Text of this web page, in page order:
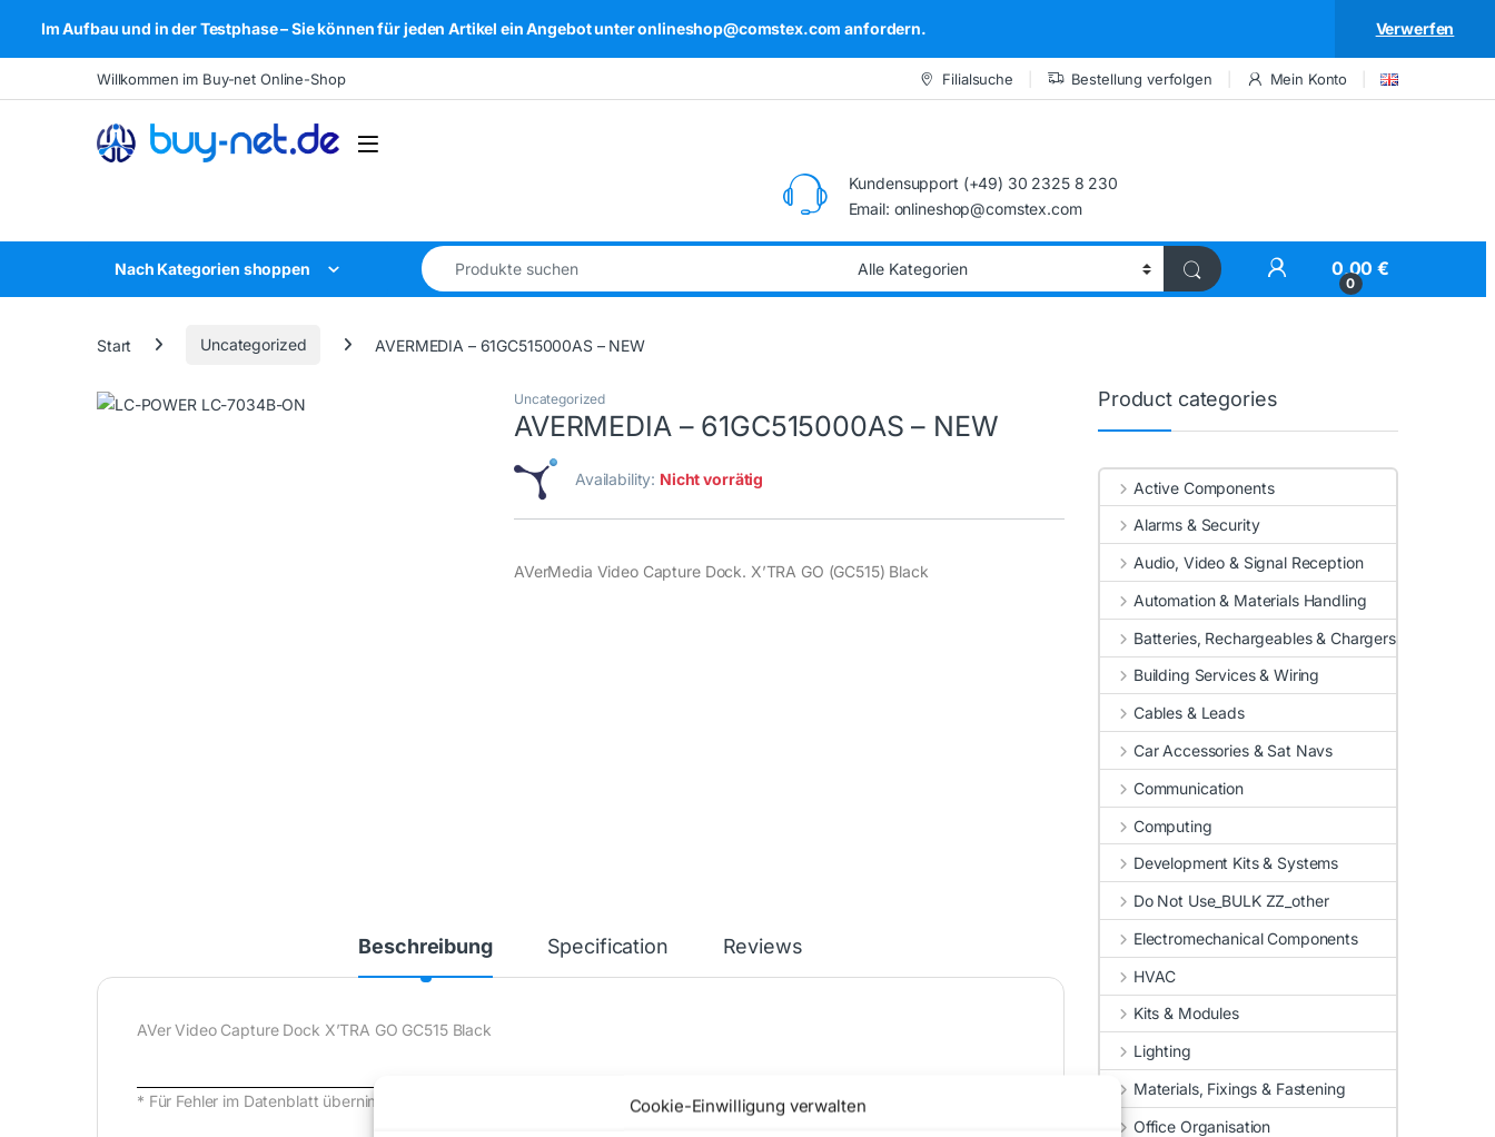
Cookie-Einwilligung verwalten
Im Aufbau und in der Testphase – Sie können für jeden Artikel ein Angebot unter onlineshop@comstex.com anfordern. Verwerfen
Skip to navigation
Skip to contentWillkommen im Buy-net Online-Shop Filialsuche Bestellung verfolgen Mein Konto
Open
Kundensupport (+49) 30 2325 8 230
Email: onlineshop@comstex.com
Nach Kategorien shoppen
Search for:
My Account
0
0,00€
Start Uncategorized AVERMEDIA – 61GC515000AS – NEW
Uncategorized
AVERMEDIA – 61GC515000AS – NEW
Availability: Nicht vorrätig
AVerMedia Video Capture Dock. X’TRA GO (GC515) Black
Beschreibung Specification Reviews
AVer Video Capture Dock X’TRA GO GC515 Black
* Für Fehler im Datenblatt übernimmt (buy-net.de) Comstex GmbH & Co. KG keine Haftung ( 202607301600 )
Product categories
Active Components
Alarms & Security
Audio, Video & Signal Reception
Automation & Materials Handling
Batteries, Rechargeables & Chargers
Building Services & Wiring
Cables & Leads
Car Accessories & Sat Navs
Communication
Computing
Development Kits & Systems
Do Not Use_BULK ZZ_other
Electromechanical Components
HVAC
Kits & Modules
Lighting
Materials, Fixings & Fastening
Office Organisation